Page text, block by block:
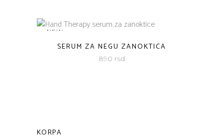
NEW
SERUM ZA NEGU ZANOKTICA
890 rsd
KORPA